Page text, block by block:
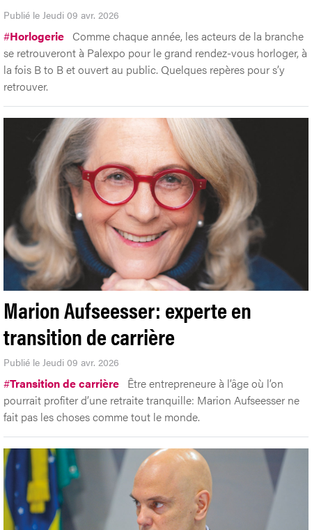
Publié le Jeudi 09 avr. 2026
#Horlogerie Comme chaque année, les acteurs de la branche
se retrouveront à Palexpo pour le grand rendez-vous horloger, à
la fois B to B et ouvert au public. Quelques repères pour s’y
retrouver.
Marion Aufseesser: experte en
transition de carrière
Publié le Jeudi 09 avr. 2026
#Transition de carrière Être entrepreneure à l’âge où l’on
pourrait profiter d’une retraite tranquille: Marion Aufseesser ne
fait pas les choses comme tout le monde.